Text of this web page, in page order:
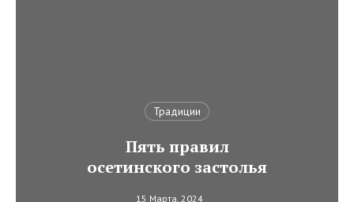
Традиции
Пять правил
осетинского застолья
15 Марта, 2024